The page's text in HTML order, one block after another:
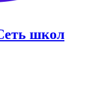
школ